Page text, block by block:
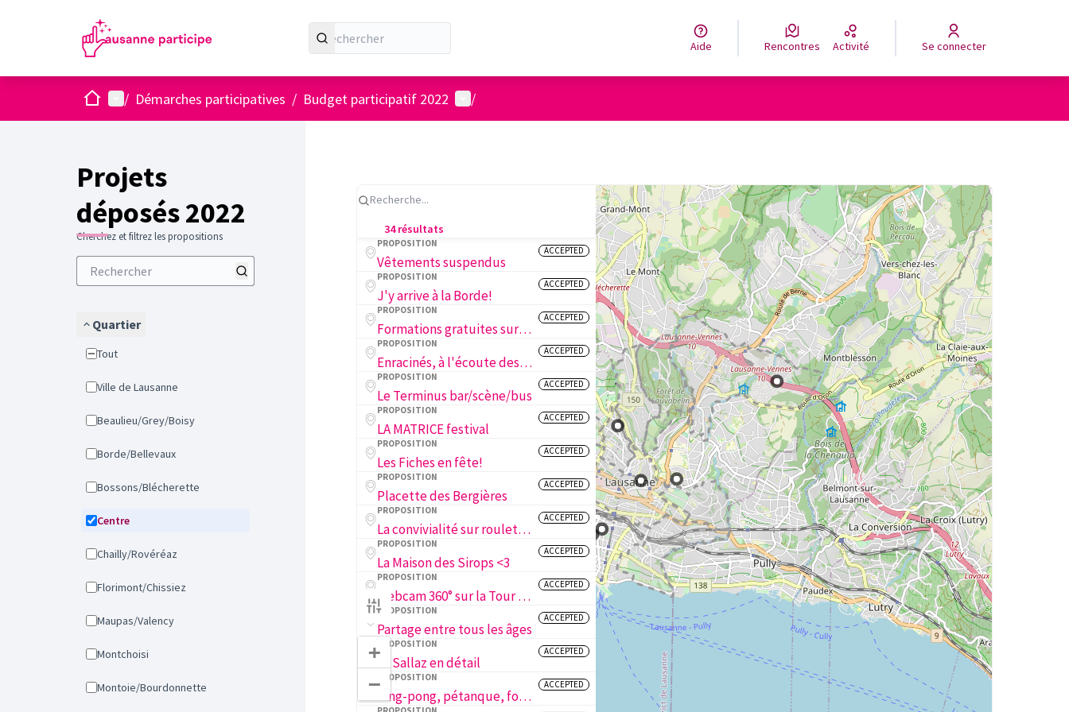
Aide Rencontres Activité Se connecter
AccueilMenu principal
/ Démarches participatives / Budget participatif 2022 Menu utilisateur
/
Projets
déposés 2022
Cherchez et filtrez les propositions
Quartier
Tout
Ville de Lausanne
Beaulieu/Grey/Boisy
Borde/Bellevaux
Bossons/Blécherette
Centre
Chailly/Rovéréaz
Florimont/Chissiez
Maupas/Valency
Montchoisi
Montoie/Bourdonnette
34 résultats
PROPOSITION
Vêtements suspendus
ACCEPTED
PROPOSITION
J'y arrive à la Borde!
ACCEPTED
PROPOSITION
Formations gratuites sur la biodiversité des insectes en ville
ACCEPTED
PROPOSITION
Enracinés, à l'écoute des arbres de la ville
ACCEPTED
PROPOSITION
Le Terminus bar/scène/bus
ACCEPTED
PROPOSITION
LA MATRICE festival
ACCEPTED
PROPOSITION
Les Fiches en fête!
ACCEPTED
PROPOSITION
Placette des Bergières
ACCEPTED
PROPOSITION
La convivialité sur roulettes !
ACCEPTED
PROPOSITION
La Maison des Sirops <3
ACCEPTED
PROPOSITION
Webcam 360° sur la Tour de Sauvabelin
ACCEPTED
PROPOSITION
Partage entre tous les âges
ACCEPTED
PROPOSITION
La Sallaz en détail
ACCEPTED
PROPOSITION
Ping-pong, pétanque, foot et basket aux Fiches Nord!
ACCEPTED
+
−